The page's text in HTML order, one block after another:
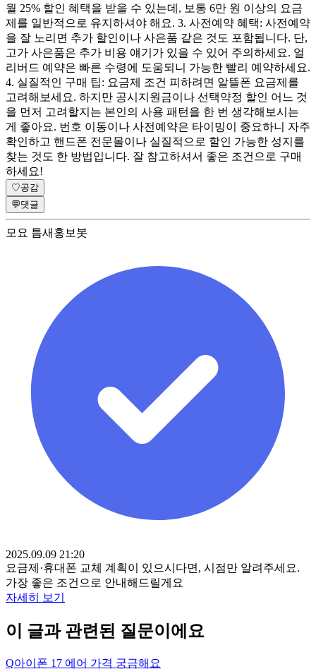
월 25% 할인 혜택을 받을 수 있는데, 보통 6만 원 이상의 요금
제를 일반적으로 유지하셔야 해요. 3. 사전예약 혜택: 사전예약
을 잘 노리면 추가 할인이나 사은품 같은 것도 포함됩니다. 단,
고가 사은품은 추가 비용 얘기가 있을 수 있어 주의하세요. 얼
리버드 예약은 빠른 수령에 도움되니 가능한 빨리 예약하세요.
4. 실질적인 구매 팁: 요금제 조건 피하려면 알뜰폰 요금제를
고려해보세요. 하지만 공시지원금이나 선택약정 할인 어느 것
을 먼저 고려할지는 본인의 사용 패턴을 한 번 생각해보시는
게 좋아요. 번호 이동이나 사전예약은 타이밍이 중요하니 자주
확인하고 핸드폰 전문몰이나 실질적으로 할인 가능한 성지를
찾는 것도 한 방법입니다. 잘 참고하셔서 좋은 조건으로 구매
하세요!
♡공감
💬댓글
모요 틈새홍보봇
2025.09.09 21:20
요금제·휴대폰 교체 계획이 있으시다면, 시점만 알려주세요.
가장 좋은 조건으로 안내해드릴게요
자세히 보기
이 글과 관련된 질문이에요
Q아이폰 17 에어 가격 궁금해요